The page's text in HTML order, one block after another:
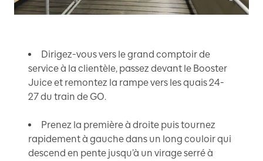
Dirigez-vous vers le grand comptoir de
service à la clientèle, passez devant le Booster
Juice et remontez la rampe vers les quais 24-
27 du train de GO.
Prenez la première à droite puis tournez
rapidement à gauche dans un long couloir qui
descend en pente jusqu’à un virage serré à